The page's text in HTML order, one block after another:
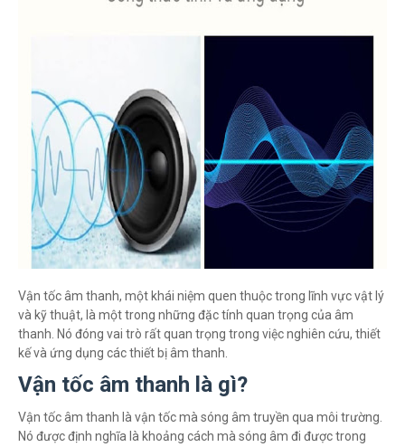
Vận tốc âm thanh, một khái niệm quen thuộc trong lĩnh vực vật lý
và kỹ thuật, là một trong những đặc tính quan trọng của âm
thanh. Nó đóng vai trò rất quan trọng trong việc nghiên cứu, thiết
kế và ứng dụng các thiết bị âm thanh.
Vận tốc âm thanh là gì?
Vận tốc âm thanh là vận tốc mà sóng âm truyền qua môi trường.
Nó được định nghĩa là khoảng cách mà sóng âm đi được trong